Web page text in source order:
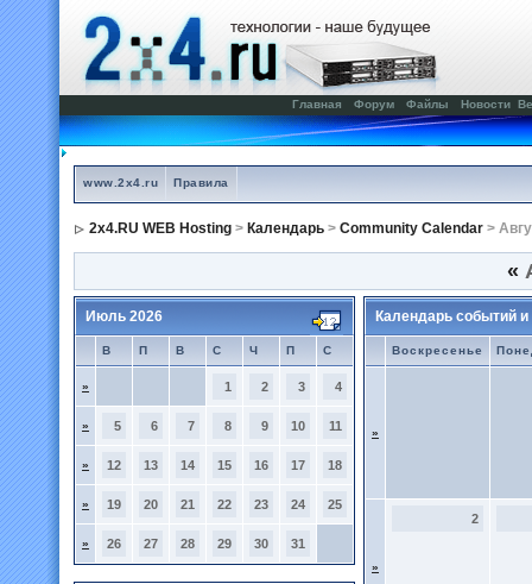
Главная Форум Файлы Новости
www.2x4.ru Правила
2x4.RU WEB Hosting > Календарь > Community Calendar >
«
Июль 2026
В П В С Ч П С
» 1 2 3 4
» 5 6 7 8 9 10 11
» 12 13 14 15 16 17 18
» 19 20 21 22 23 24 25
» 26 27 28 29 30 31
Календарь событий
Воскресенье
»
»
2